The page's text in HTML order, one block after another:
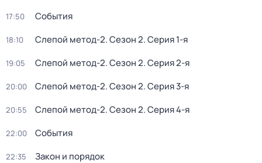
17:50 События
18:10 Слепой метод-2. Сезон 2. Серия 1-я
19:05 Слепой метод-2. Сезон 2. Серия 2-я
20:00 Слепой метод-2. Сезон 2. Серия 3-я
20:55 Слепой метод-2. Сезон 2. Серия 4-я
22:00 События
22:35 Закон и порядок